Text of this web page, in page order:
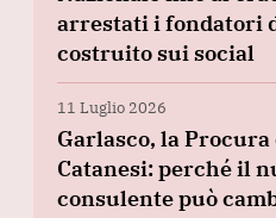
arrestati i fondatori
costruito sui social
11 Luglio 2026
Garlasco, la Procura
Catanesi: perché il
consulente può